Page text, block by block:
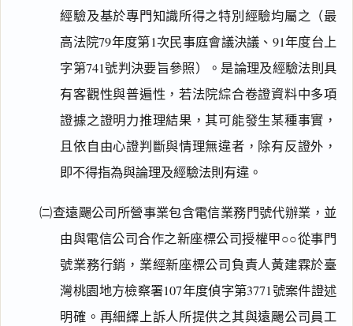
經驗及基於專門知識所得之特別經驗均屬之（最
高法院79年度第1次民事庭會議決議、91年度台上
字第741號判決要旨參照）。是論理及經驗法則具
有客觀性與普遍性，若法院綜合卷證資料中多項
證據之證明力推理結果，其可能發生某種事實，
且依自由心證判斷與情理無違者，除有反證外，
即不得指為與論理及經驗法則有違。
㈡查遠颺公司所營事業包含電信業務門號代辦業，並
由與電信公司合作之新座標公司授權甲○○從事門
號業務行銷，業經新座標公司負責人黃建霖於臺
灣桃園地方檢察署107年度偵字第3771號案件證述
明確。再細繹上訴人所提供之其與遠颺公司員工